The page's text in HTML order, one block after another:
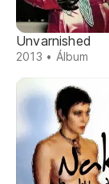
Unvarnished
2013 • Álbum